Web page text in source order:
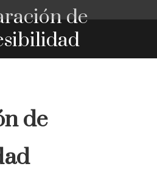
de
are here:
de